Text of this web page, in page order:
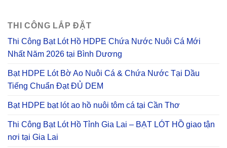
THI CÔNG LẮP ĐẶT
Thi Công Bạt Lót Hồ HDPE Chứa Nước Nuôi Cá Mới
Nhất Năm 2026 tại Bình Dương
Bạt HDPE Lót Bờ Ao Nuôi Cá & Chứa Nước Tại Dầu
Tiếng Chuẩn Đạt ĐỦ DEM
Bạt HDPE bạt lót ao hồ nuôi tôm cá tại Cần Thơ
Thi Công Bạt Lót Hồ Tỉnh Gia Lai – BẠT LÓT HỒ giao tận
nơi tại Gia Lai